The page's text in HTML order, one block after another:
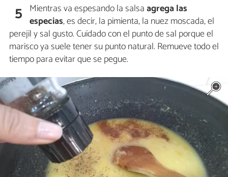
5 Mientras va espesando la salsaagrega las
especias, es decir, la pimienta, la nuez moscada, el
perejil y sal gusto. Cuidado con el punto de sal porque el
marisco ya suele tener su punto natural. Remueve todo el
tiempo para evitar que se pegue.